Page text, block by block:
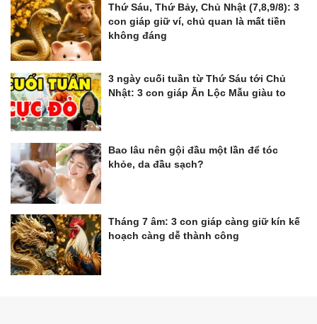
Thứ Sáu, Thứ Bảy, Chủ Nhật (7,8,9/8): 3
con giáp giữ ví, chủ quan là mất tiền
không đáng
3 ngày cuối tuần từ Thứ Sáu tới Chủ
Nhật: 3 con giáp Ăn Lộc Mẫu giàu to
Bao lâu nên gội đầu một lần để tóc
khỏe, da đầu sạch?
Tháng 7 âm: 3 con giáp càng giữ kín kế
hoạch càng dễ thành công